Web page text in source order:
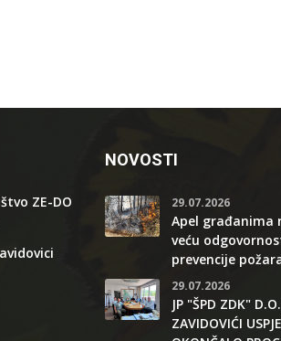
ZE-DO
NOVOSTI
29.07.2026
Apel građanima
veću
prevencije
29.07.2026
JP "ŠPD ZDK"
ZAVIDOVIĆI